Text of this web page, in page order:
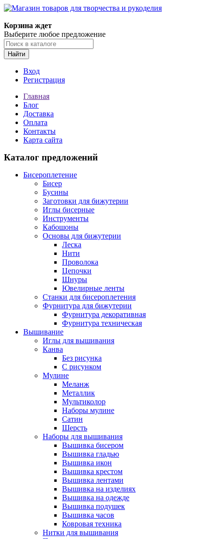
Корзина ждет
Выберите любое предложение
Найти
Вход
Регистрация
Главная
Блог
Доставка
Оплата
Контакты
Карта сайта
Каталог предложений
Бисероплетение
Бисер
Бусины
Заготовки для бижутерии
Иглы бисерные
Инструменты
Кабошоны
Основы для бижутерии
Леска
Нити
Проволока
Цепочки
Шнуры
Ювелирные ленты
Станки для бисероплетения
Фурнитура для бижутерии
Фурнитура декоративная
Фурнитура техническая
Вышивание
Иглы для вышивания
Канва
Без рисунка
С рисунком
Мулине
Меланж
Металлик
Мультиколор
Наборы мулине
Сатин
Шерсть
Наборы для вышивания
Вышивка бисером
Вышивка гладью
Вышивка икон
Вышивка крестом
Вышивка лентами
Вышивка на изделиях
Вышивка на одежде
Вышивка подушек
Вышивка часов
Ковровая техника
Нитки для вышивания